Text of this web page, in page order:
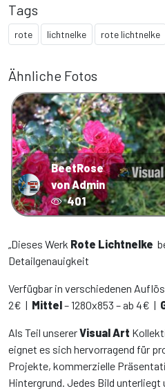
Tags
rote lichtnelke rote lichtnelke
Ähnliche Fotos
BeetRose
von Admin
401
„Dieses Werk Rote Lichtnelke
Detailgenauigkeit
Verfügbar in verschiedenen
2€ | Mittel– 1280x853 – ab 4€ |
Als Teil unsererVisual Art
eignet es sich hervorragend für
Projekte, kommerzielle
Hintergrund. Jedes Bild unterliegt